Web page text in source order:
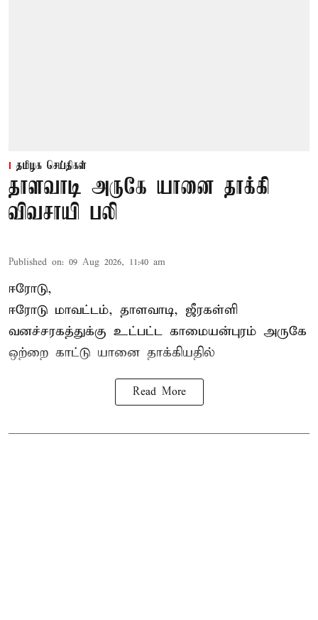
தமிழக செய்திகள்
தாளவாடி அருகே யானை தாக்கி
விவசாயி பலி
Published on: 09 Aug 2026, 11:40 am
ஈரோடு,
ஈரோடு மாவட்டம், தாளவாடி, ஜீரகள்ளி
வனச்சரகத்துக்கு உட்பட்ட காமையன்புரம் அருகே
ஒற்றை காட்டு யானை தாக்கியதில்
Read More